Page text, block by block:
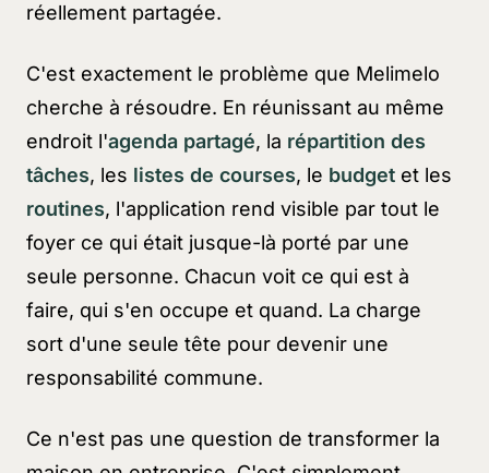
réellement partagée.
C'est exactement le problème que Melimelo
cherche à résoudre. En réunissant au même
endroit l'agenda partagé, la répartition des
tâches, les listes de courses, le budget et les
routines, l'application rend visible par tout le
foyer ce qui était jusque-là porté par une
seule personne. Chacun voit ce qui est à
faire, qui s'en occupe et quand. La charge
sort d'une seule tête pour devenir une
responsabilité commune.
Ce n'est pas une question de transformer la